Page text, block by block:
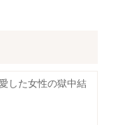
した女性の獄中結